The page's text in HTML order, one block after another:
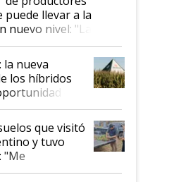
llevar a la
nivel: "Las
crecimiento son
la nueva
los híbridos
en
que visitó
y tuvo
"Me